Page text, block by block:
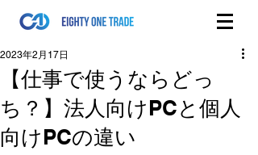
【仕事で使うならどっ
ち？】法人向けPCと個人
向けPCの違い
2023年2月17日